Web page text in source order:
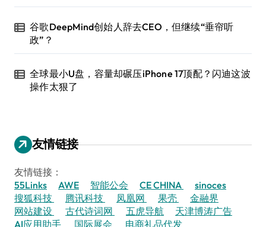
谷歌DeepMind创始人辞去CEO，但继续“垂帘听
政”？
全球最小U盘，容量却碾压iPhone 17顶配？闪迪这波
操作太狠了
友情链接
友情链接：
55Links
AWE 智能公会 CE CHINA
sinoces
搜狐科技
腾讯科技 凤凰网 果壳
金融界
网站建设
古代诗词网 五虎导航
天津博涛广告
AI应用助手
国际展会 电商礼品代发